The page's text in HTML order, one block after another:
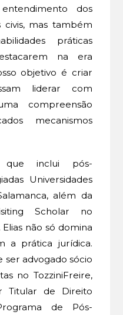
dos
civis, mas também
práticas
na era
objetivo é criar
liderar com
compreensão
mecanismos
inclui pós-
Universidades
além da
Scholar no
não só domina
a prática jurídica.
ser advogado sócio
no TozziniFreire,
Titular de Direito
de Pós-